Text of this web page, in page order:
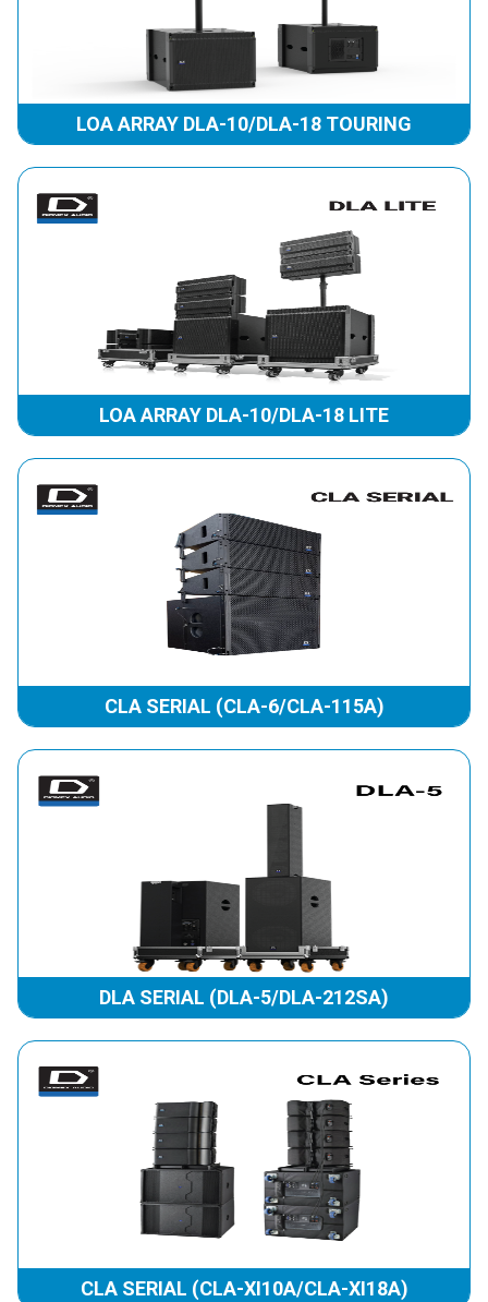
LOA ARRAY DLA-10/DLA-18 TOURING
LOA ARRAY DLA-10/DLA-18 LITE
CLA SERIAL (CLA-6/CLA-115A)
DLA SERIAL (DLA-5/DLA-212SA)
CLA SERIAL (CLA-XI10A/CLA-XI18A)